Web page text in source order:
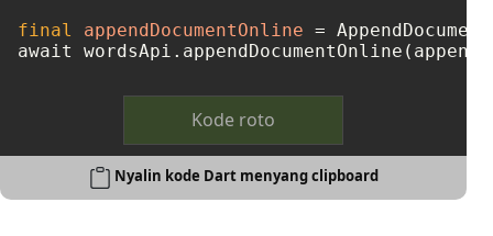
final
appendDocumentOnline =
Kode roto
Nyalin kode Dart menyang clipboard